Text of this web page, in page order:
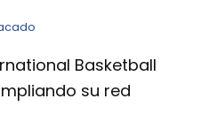
Basketball
su red